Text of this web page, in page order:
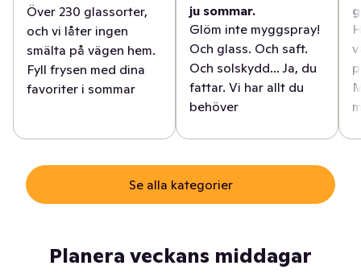
Över 230 glassorter,
och vi låter ingen
smälta på vägen hem.
Fyll frysen med dina
favoriter i sommar
ju sommar.
Glöm inte myggspray!
Och glass. Och saft.
Och solskydd... Ja, du
fattar. Vi har allt du
behöver
Se alla kategorier
Planera veckans middagar